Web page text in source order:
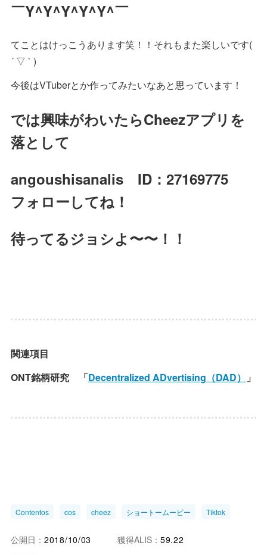
￣Y^Y^Y^Y^Y^￣
てことはけっこうあります笑！！それもまた楽しいです(
´ ▽ ` )
今後はVTuberとか作ってみたいなあと思っています！
では興味がわいたらCheezアプリを
落として
angoushisanalis ID：27169775
フォローしてね！
待ってるジョシよ〜〜！！
関連項目
ONT銘柄研究 「Decentralized ADvertising（DAD） 」
Contentos cos cheez ショートームービー Tiktok
公開日： 2018/10/03 獲得ALIS： 59.22